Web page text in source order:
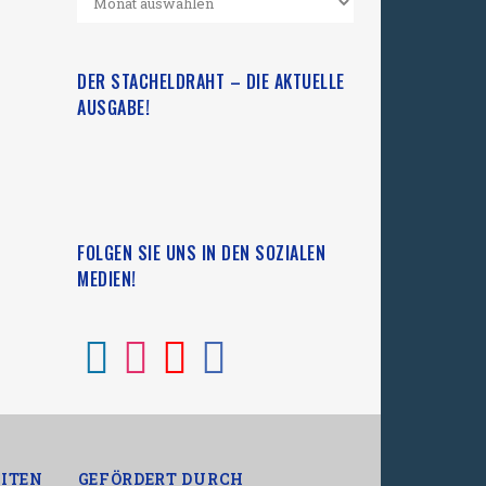
DER STACHELDRAHT – DIE AKTUELLE
AUSGABE!
FOLGEN SIE UNS IN DEN SOZIALEN
MEDIEN!
GEFÖRDERT DURCH